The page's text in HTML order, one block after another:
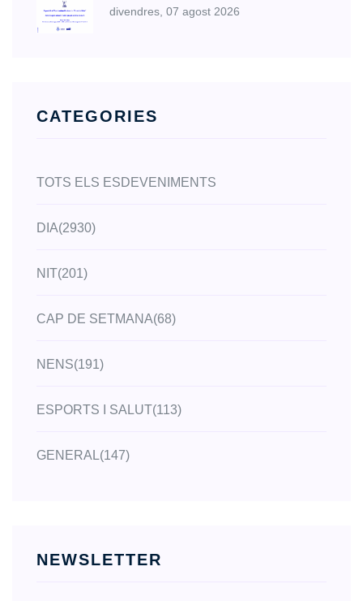
divendres, 07 agost 2026
CATEGORIES
TOTS ELS ESDEVENIMENTS
DIA(2930)
NIT(201)
CAP DE SETMANA(68)
NENS(191)
ESPORTS I SALUT(113)
GENERAL(147)
NEWSLETTER